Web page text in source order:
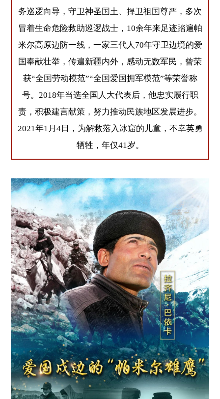
务巡逻向导，守卫神圣国土、捍卫祖国尊严，多次
冒着生命危险救助巡逻战士，10余年来足迹踏遍帕
米尔高原边防一线，一家三代人70年守卫边境的爱
国奉献壮举，传遍新疆内外，感动无数军民，曾荣
获“全国劳动模范”“全国爱国拥军模范”等荣誉称
号。2018年当选全国人大代表后，他忠实履行职
责，积极建言献策，努力推动民族地区发展进步。
2021年1月4日，为解救落入冰窟的儿童，不幸英勇
牺牲，年仅41岁。